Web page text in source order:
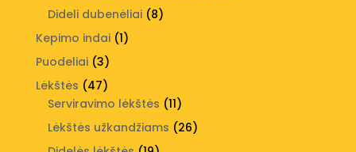
Dideli dubenėliai 88
Kepimo indai 11
Puodeliai 33
produktai
Lėkštės 4747
produktai
Serviravimo lėkštės 1111
produktų
Lėkštės užkandžiams 2626